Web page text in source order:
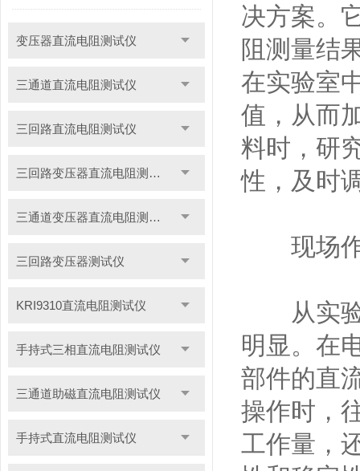
变压器直流电阻测试仪
三通道直流电阻测试仪
三回路直流电阻测试仪
三回路变压器直流电阻测试仪
三通道变压器直流电阻测试仪
三回路变压器测试仪
KRI9310直流电阻测试仪
手持式三相直流电阻测试仪
三通道助磁直流电阻测试仪
手持式直流电阻测试仪
决方案。
阻测量结
在实验室
值，从而
料时，研
性，及时
现场作
从实验
明显。在
部件的直
操作时，
工作量，